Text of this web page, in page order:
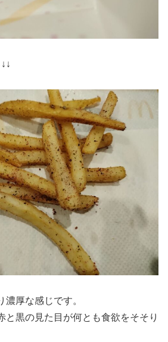
濃厚な感じです。
と黒の見た目が何とも食欲をそそり